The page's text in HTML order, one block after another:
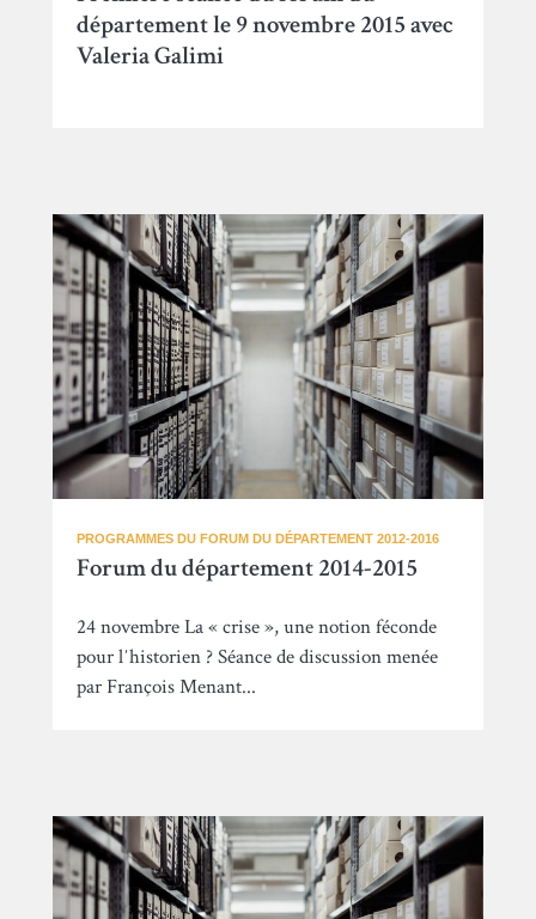
département le 9 novembre 2015 avec
Valeria Galimi
PROGRAMMES DU FORUM DU DÉPARTEMENT 2012-2016
Forum du département 2014-2015
24 novembre La « crise », une notion féconde
pour lʼhistorien ? Séance de discussion menée
par François Menant...